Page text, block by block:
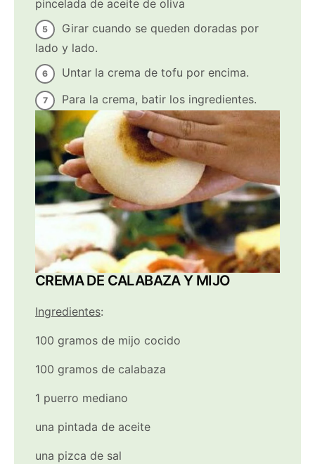
pincelada de aceite de oliva
Girar cuando se queden doradas por
lado y lado.
Untar la crema de tofu por encima.
Para la crema, batir los ingredientes.
CREMA DE CALABAZA Y MIJO
Ingredientes:
100 gramos de mijo cocido
100 gramos de calabaza
1 puerro mediano
una pintada de aceite
una pizca de sal